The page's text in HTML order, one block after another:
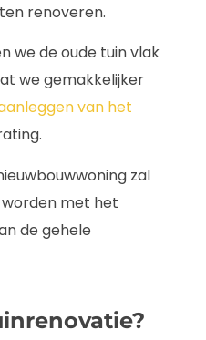
renoveren.
we de oude tuin vlak
we gemakkelijker
van het
zal
met het
de gehele